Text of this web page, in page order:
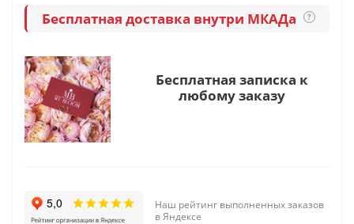
Бесплатная доставка внутри МКАДа ?
Бесплатная записка к
любому заказу
Наш рейтинг выполненных заказов
в Яндексе